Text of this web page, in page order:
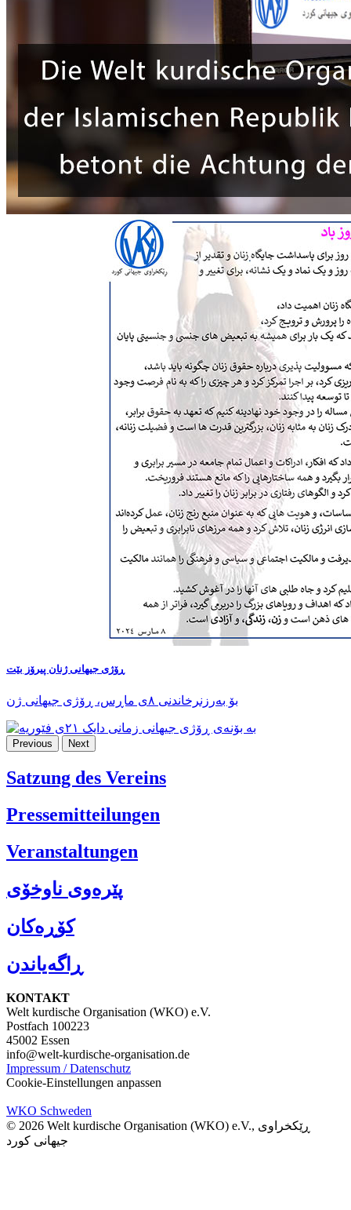
ڕۆژی جیهانی ژنان پیرۆز بێت
بۆ بەرزنرخاندنی ٨ی ماڕس، ڕۆژی جیهانی ژن
Previous Next
Satzung des Vereins
Pressemitteilungen
Veranstaltungen
پێرەوی ناوخۆی
کۆڕەکان
ڕاگەیاندن
KONTAKT
Welt kurdische Organisation (WKO) e.V.
Postfach 100223
45002 Essen
info@welt-kurdische-organisation.de
Impressum / Datenschutz
Cookie-Einstellungen anpassen
WKO Schweden
© 2026 Welt kurdische Organisation (WKO) e.V., ڕێکخراوی
جیهانی کورد